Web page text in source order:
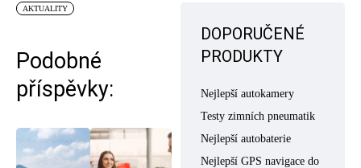
AKTUALITY
Podobné
příspěvky:
DOPORUČENÉ
PRODUKTY
Nejlepší autokamery
Testy zimních pneumatik
Nejlepší autobaterie
Nejlepší GPS navigace do